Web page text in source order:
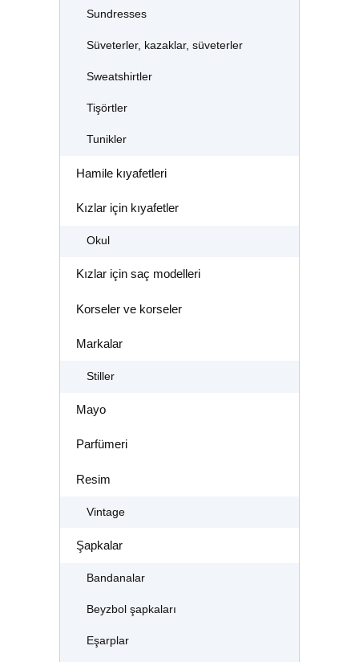
Sundresses
Süveterler, kazaklar, süveterler
Sweatshirtler
Tişörtler
Tunikler
Hamile kıyafetleri
Kızlar için kıyafetler
Okul
Kızlar için saç modelleri
Korseler ve korseler
Markalar
Stiller
Mayo
Parfümeri
Resim
Vintage
Şapkalar
Bandanalar
Beyzbol şapkaları
Eşarplar